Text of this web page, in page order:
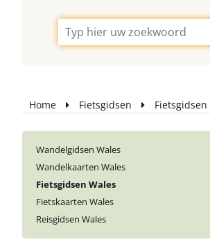
Home Fietsgidsen Fietsgidsen
Wandelgidsen Wales
Wandelkaarten Wales
Fietsgidsen Wales
Fietskaarten Wales
Reisgidsen Wales